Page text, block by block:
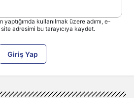
kullanılmak üzere adımı, e-
adresimi bu tarayıcıya kaydet.
Giriş Yap